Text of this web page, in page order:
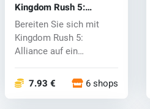
Kingdom Rush 5:
Alliance TD (PC) key
Bereiten Sie sich mit
Kingdom Rush 5:
Alliance auf ein
7.93 € 6 shops